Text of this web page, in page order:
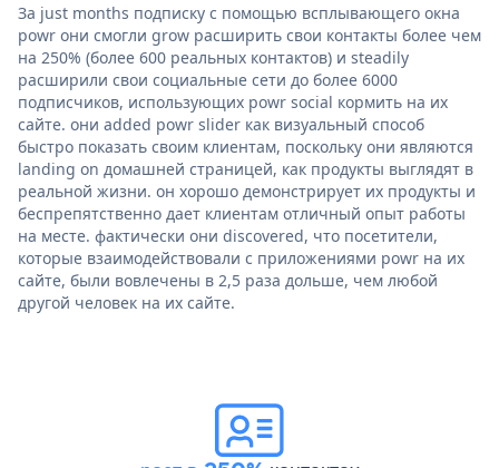
За just months подписку с помощью всплывающего окна
powr они смогли grow расширить свои контакты более чем
на 250% (более 600 реальных контактов) и steadily
расширили свои социальные сети до более 6000
подписчиков, использующих powr social кормить на их
сайте. они added powr slider как визуальный способ
быстро показать своим клиентам, поскольку они являются
landing on домашней страницей, как продукты выглядят в
реальной жизни. он хорошо демонстрирует их продукты и
беспрепятственно дает клиентам отличный опыт работы
на месте. фактически они discovered, что посетители,
которые взаимодействовали с приложениями powr на их
сайте, были вовлечены в 2,5 раза дольше, чем любой
другой человек на их сайте.